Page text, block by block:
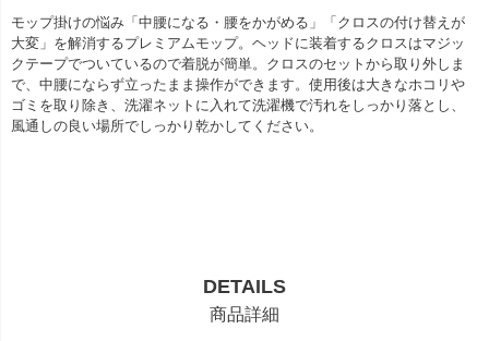
モップ掛けの悩み「中腰になる・腰をかがめる」「クロスの付け替えが
大変」を解消するプレミアムモップ。ヘッドに装着するクロスはマジッ
クテープでついているので着脱が簡単。クロスのセットから取り外しま
で、中腰にならず立ったまま操作ができます。使用後は大きなホコリや
ゴミを取り除き、洗濯ネットに入れて洗濯機で汚れをしっかり落とし、
風通しの良い場所でしっかり乾かしてください。
DETAILS
商品詳細